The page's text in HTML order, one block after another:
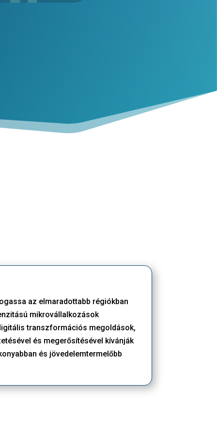
az elmaradottabb régiókban
mikrovállalkozások
transzformációs megoldások,
és megerősítésével kívánják
és jövedelemtermelőbb